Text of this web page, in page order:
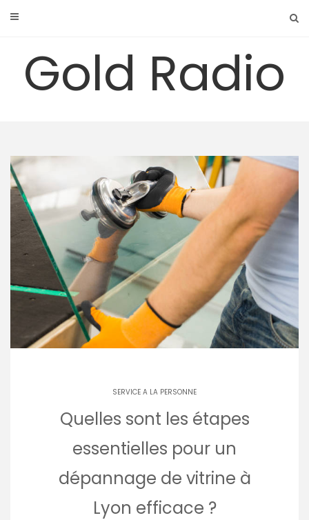
Gold Radio
SERVICE A LA PERSONNE
Quelles sont les étapes
essentielles pour un
dépannage de vitrine à
Lyon efficace ?